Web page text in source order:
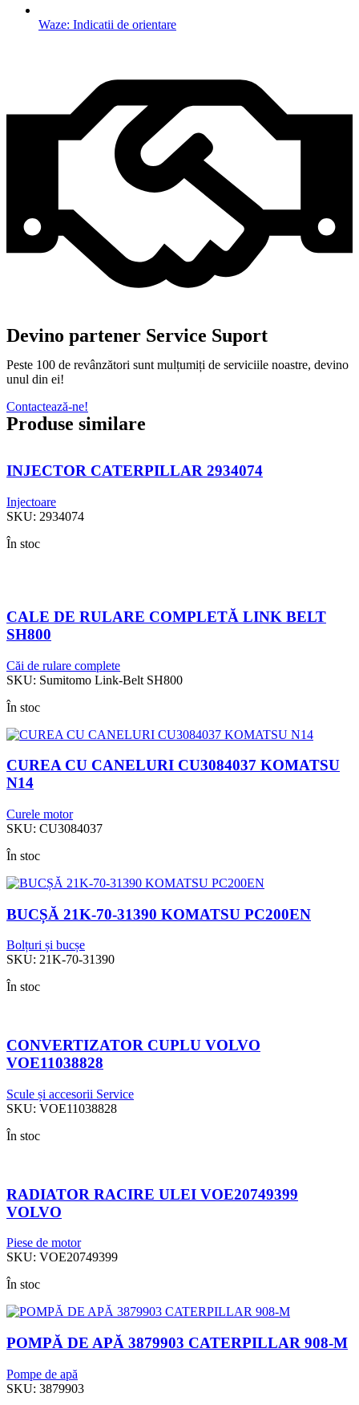
Waze: Indicatii de orientare
Devino partener Service Suport
Peste 100 de revânzători sunt mulțumiți de serviciile noastre, devino
unul din ei!
Contactează-ne!
Produse similare
INJECTOR CATERPILLAR 2934074
Injectoare
SKU: 2934074
În stoc
CALE DE RULARE COMPLETĂ LINK BELT
SH800
Căi de rulare complete
SKU: Sumitomo Link-Belt SH800
În stoc
CUREA CU CANELURI CU3084037 KOMATSU
N14
Curele motor
SKU: CU3084037
În stoc
BUCȘĂ 21K-70-31390 KOMATSU PC200EN
Bolțuri și bucșe
SKU: 21K-70-31390
În stoc
CONVERTIZATOR CUPLU VOLVO
VOE11038828
Scule și accesorii Service
SKU: VOE11038828
În stoc
RADIATOR RACIRE ULEI VOE20749399
VOLVO
Piese de motor
SKU: VOE20749399
În stoc
POMPĂ DE APĂ 3879903 CATERPILLAR 908-M
Pompe de apă
SKU: 3879903